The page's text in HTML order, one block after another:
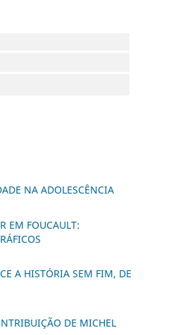
NA ADOLESCÊNCIA
EM FOUCAULT:
A HISTÓRIA SEM FIM, DE
DE MICHEL